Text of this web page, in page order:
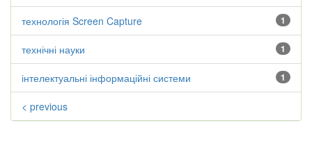
1
технологія Screen Capture
1
технічні науки
1
інтелектуальні інформаційні системи
< previous